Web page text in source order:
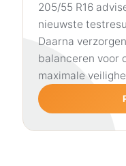
205/55 R16
nieuwste
Daarna
balanceren voor
maximale